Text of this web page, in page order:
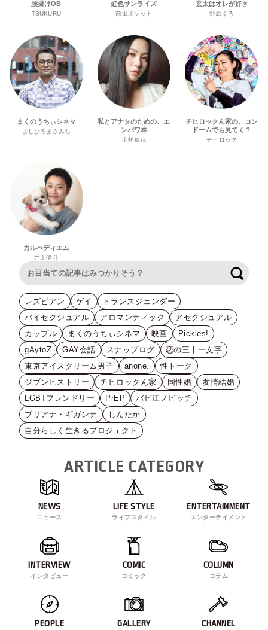
腰掛けOB
TSUKURU
虹色サンライズ
前田ポケット
玄太はオレが好き
野原くろ
まくのうちぃシネマ
よしひろまさみち
私とアナタのための、エ
ンパワ本
山﨑穂花
チヒロックん家の、コン
ドームでも見てく？
チヒロック
カルぺディエム
井上健斗
レズビアン ゲイ
トランスジェンダー
バイセクシュアル
アロマンティック
アセクシュアル
カップル
まくのうちぃシネマ 映画
Pickles!
gAytoZ
GAY会話 スナップログ
恋の三十一文字
東京アイスクリーム男子
anone.
性トーク
ジブンヒストリー
チヒロックん家 同性婚
友情結婚
LGBTフレンドリー
PrEP
バビ江ノビッチ
ブリアナ・ギガンテ
しんたか
自分らしく生きるプロジェクト
ARTICLE CATEGORY
NEWS
ニュース
LIFE STYLE
ライフスタイル
ENTERTAINMENT
エンターテイメント
INTERVIEW
インタビュー
COMIC
コミック
COLUMN
コラム
PEOPLE GALLERY CHANNEL